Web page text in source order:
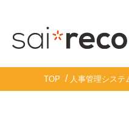
TOP 人事管理システ